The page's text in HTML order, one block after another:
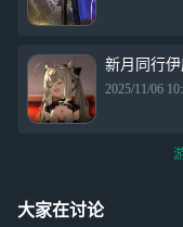
新月同行
2025/11/06
大家在讨论